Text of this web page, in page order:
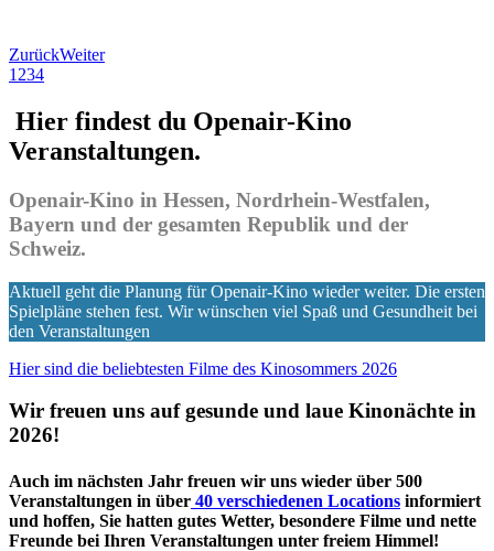
ZurückWeiter
1 234
Hier findest du Openair-Kino
Veranstaltungen.
Openair-Kino in Hessen, Nordrhein-Westfalen,
Bayern und der gesamten Republik und der
Schweiz.
Aktuell geht die Planung für Openair-Kino wieder weiter. Die ersten
Spielpläne stehen fest. Wir wünschen viel Spaß und Gesundheit bei
den Veranstaltungen
Hier sind die beliebtesten Filme des Kinosommers 2026
Wir freuen uns auf gesunde und laue Kinonächte in
2026!
Auch im nächsten Jahr freuen wir uns wieder über 500
Veranstaltungen in über 40 verschiedenen Locations informiert
und hoffen, Sie hatten gutes Wetter, besondere Filme und nette
Freunde bei Ihren Veranstaltungen unter freiem Himmel!